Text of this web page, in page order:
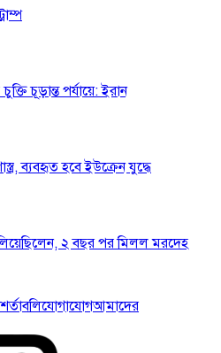
চূড়ান্ত পর্যায়ে: ইরান
ব্যবহৃত হবে ইউক্রেন যুদ্ধে
২ বছর পর মিলল মরদেহ
যোগাযোগআমাদের